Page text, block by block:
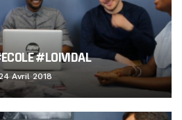
#LOIVIDAL
24 Avril 2018